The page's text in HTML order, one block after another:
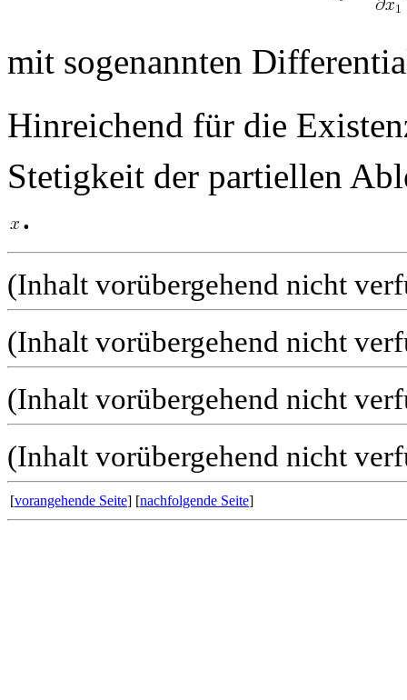
mit sogenannten
Hinreichend für die
Stetigkeit der partiellen
.
(Inhalt vorübergehend nicht
(Inhalt vorübergehend nicht
(Inhalt vorübergehend nicht
(Inhalt vorübergehend nicht
[vorangehende Seite] [nachfolgende Seite]